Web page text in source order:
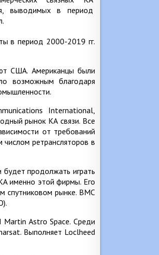
в период 2000-2019 гг.
США. Американцы были
возможным благодаря
International,
рынок КА связи. Все
от требований
числом ретрансляторов в
будет продолжать играть
именно этой фирмы. Его
спутниковом рынке. ВМС
Martin Astro Space. Среди
Выполняет Loclheed